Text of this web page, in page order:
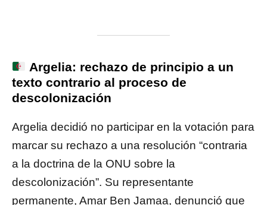
Argelia: rechazo de principio a un
texto contrario al proceso de
descolonización
Argelia decidió no participar en la votación para
marcar su rechazo a una resolución “contraria
a la doctrina de la ONU sobre la
descolonización”. Su representante
permanente, Amar Ben Jamaa, denunció que